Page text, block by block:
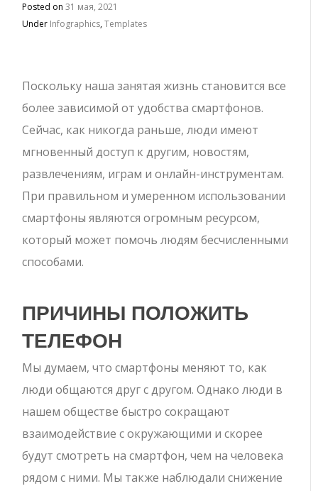
Posted on31 мая, 2021
Under Infographics,Templates
Поскольку наша занятая жизнь становится все
более зависимой от удобства смартфонов.
Сейчас, как никогда раньше, люди имеют
мгновенный доступ к другим, новостям,
развлечениям, играм и онлайн-инструментам.
При правильном и умеренном использовании
смартфоны являются огромным ресурсом,
который может помочь людям бесчисленными
способами.
ПРИЧИНЫ ПОЛОЖИТЬ
ТЕЛЕФОН
Мы думаем, что смартфоны меняют то, как
люди общаются друг с другом. Однако люди в
нашем обществе быстро сокращают
взаимодействие с окружающими и скорее
будут смотреть на смартфон, чем на человека
рядом с ними. Мы также наблюдали снижение